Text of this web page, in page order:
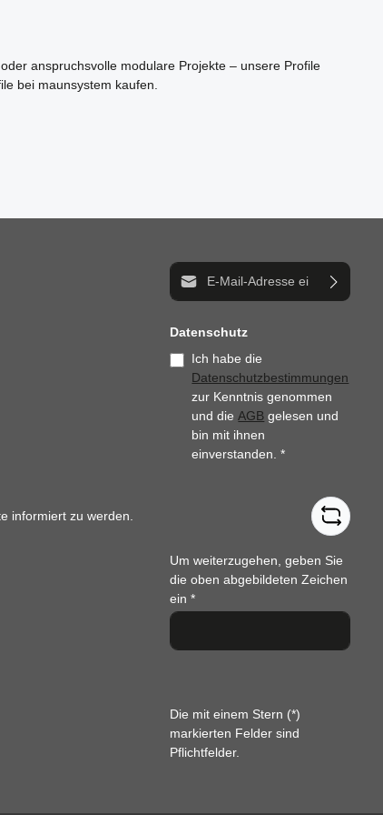
anspruchsvolle modulare Projekte – unsere Profile
bei maunsystem kaufen.
informiert zu werden.
E-Mail-Adresse*
Datenschutz
Ich habe die
Datenschutzbestimmungen
zur Kenntnis genommen
und dieAGB gelesen und
bin mit ihnen
einverstanden.*
Um weiterzugehen, geben Sie
die oben abgebildeten Zeichen
ein*
Die mit einem Stern (*)
markierten Felder sind
Pflichtfelder.